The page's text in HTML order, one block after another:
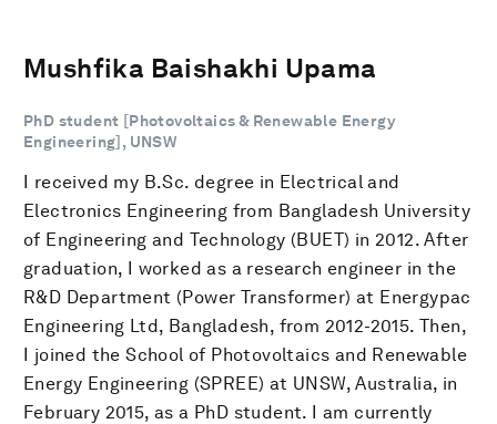
Mushfika Baishakhi Upama
PhD student [Photovoltaics & Renewable Energy
Engineering], UNSW
I received my B.Sc. degree in Electrical and
Electronics Engineering from Bangladesh University
of Engineering and Technology (BUET) in 2012. After
graduation, I worked as a research engineer in the
R&D Department (Power Transformer) at Energypac
Engineering Ltd, Bangladesh, from 2012-2015. Then,
I joined the School of Photovoltaics and Renewable
Energy Engineering (SPREE) at UNSW, Australia, in
February 2015, as a PhD student. I am currently